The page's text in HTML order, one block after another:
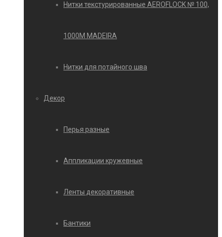
Нитки текстурированные AEROFLOCK № 100,
1000М MADEIRA
Нитки для потайного шва
Декор
Перья разные
Аппликации кружевные
Ленты декоративные
Бантики